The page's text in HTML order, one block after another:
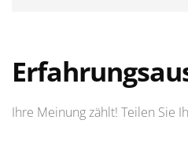
Ihre Meinung zählt! Teilen Sie